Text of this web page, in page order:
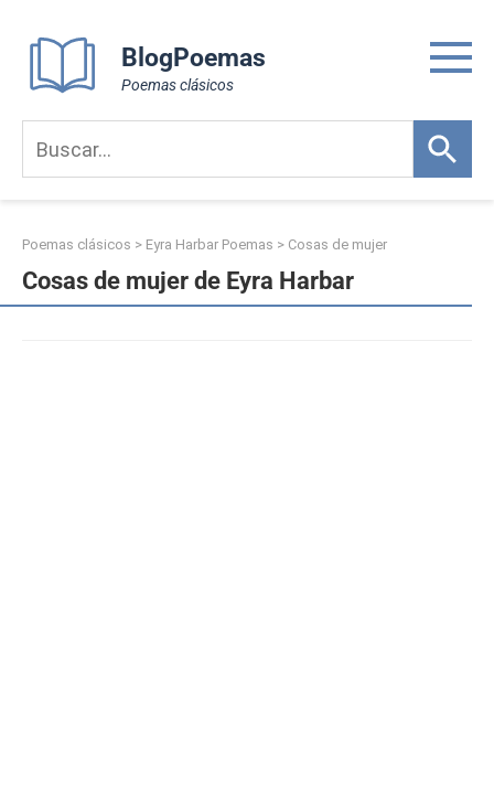
content
BlogPoemas
Poemas clásicos
Poemas clásicos > Eyra Harbar Poemas > Cosas de mujer
Cosas de mujer de Eyra Harbar